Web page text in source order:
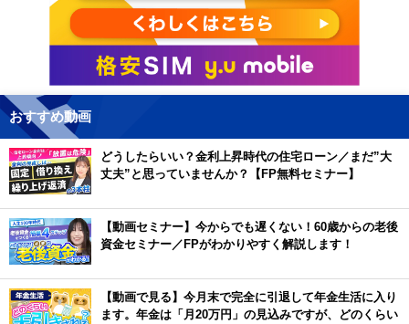
おすすめ動画
どうしたらいい？金利上昇時代の住宅ローン／まだ”大
丈夫”と思っていませんか？【FP無料セミナー】
【動画セミナー】今からでも遅くない！60歳からの老後
資金セミナー／FPがわかりやすく解説します！
【動画で見る】今月末で完全に引退して年金生活に入り
ます。年金は「月20万円」の見込みですが、どのくらい